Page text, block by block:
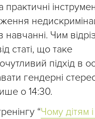
практичні
навчанні. Чим
статі, що таке
підхід в
гендерні
о 14:30.
“Чому дітям